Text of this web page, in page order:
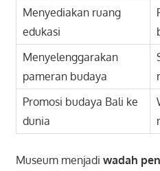
Menyediakan ruang
edukasi
Menyelenggarakan
pameran budaya
Promosi budaya Bali ke
dunia
Museum menjadi wadah